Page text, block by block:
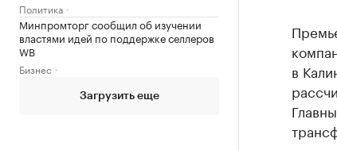
Политика
Минпромторг сообщил об изучении
властями идей по поддержке селлеров
WB
Бизнес
Загрузить еще
в